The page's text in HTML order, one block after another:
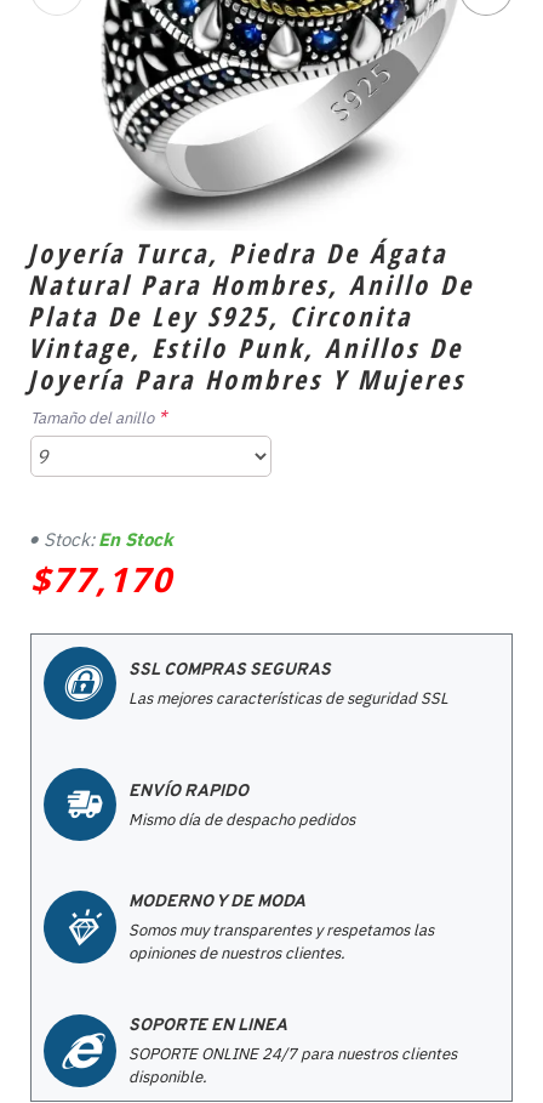
Joyería Turca, Piedra De Ágata
Natural Para Hombres, Anillo De
Plata De Ley S925, Circonita
Vintage, Estilo Punk, Anillos De
Joyería Para Hombres Y Mujeres
$77,170
Stock: En Stock
Tamaño del anillo
SSL COMPRAS SEGURAS
Las mejores características de seguridad SSL
ENVÍO RAPIDO
Mismo día de despacho pedidos
MODERNO Y DE MODA
Somos muy transparentes y respetamos las
opiniones de nuestros clientes.
SOPORTE EN LINEA
SOPORTE ONLINE 24/7 para nuestros clientes
disponible.